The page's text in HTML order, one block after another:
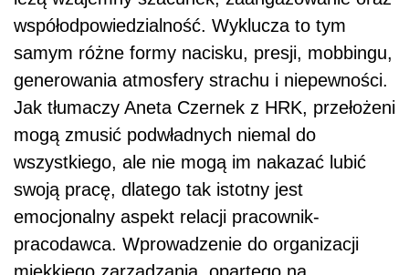
współodpowiedzialność. Wyklucza to tym
samym różne formy nacisku, presji, mobbingu,
generowania atmosfery strachu i niepewności.
Jak tłumaczy Aneta Czernek z HRK, przełożeni
mogą zmusić podwładnych niemal do
wszystkiego, ale nie mogą im nakazać lubić
swoją pracę, dlatego tak istotny jest
emocjonalny aspekt relacji pracownik-
pracodawca. Wprowadzenie do organizacji